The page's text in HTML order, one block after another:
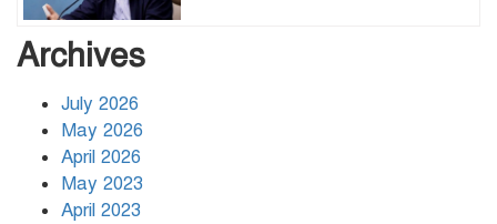
Archives
July 2026
May 2026
April 2026
May 2023
April 2023